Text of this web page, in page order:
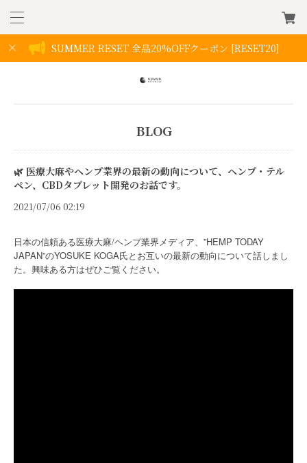
SUMMER RESET 全品20%OFFクーポン [RESET20]
BLOG
🌿 医療大麻やヘンプ業界の最新の動向について、ヘンプ・テル
ペン、CBDタブレット開発のお話です。
2021/07/06 02:19
日本の信頼ある医療大麻/ヘンプ業界メディア、”HEMP TODAY
JAPAN”のYOSUKE KOGA氏とお互いの最新の動向について話しまし
た。興味ある方はぜひご覧ください。